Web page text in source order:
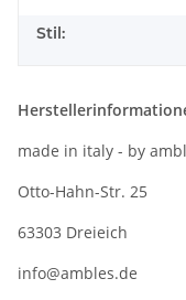
Stil:
made in italy - by
Otto-Hahn-Str. 25
63303 Dreieich
info@ambles.de